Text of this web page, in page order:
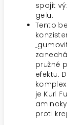
spojit
gelu.
Tento
pružné
efektu.
je Kurl
proti